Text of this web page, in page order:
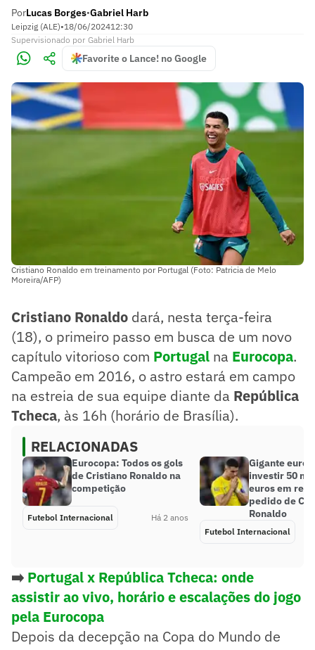
PorLucas Borges•Gabriel Harb
Leipzig (ALE)•18/06/202412:30
Supervisionado por Gabriel Harb
Favorite o Lance! no Google
Cristiano Ronaldo em treinamento por Portugal (Foto: Patricia de Melo
Moreira/AFP)
Cristiano Ronaldo dará, nesta terça-feira
(18), o primeiro passo em busca de um novo
capítulo vitorioso com Portugal na Eurocopa.
Campeão em 2016, o astro estará em campo
na estreia de sua equipe diante da República
Tcheca, às 16h (horário de Brasília).
RELACIONADAS
Eurocopa: Todos os gols
de Cristiano Ronaldo na
competição
Futebol Internacional Há 2 anos
Gigante
investir 50
euros em
pedido de
Ronaldo
Futebol Internacional
➡️ Portugal x República Tcheca: onde
assistir ao vivo, horário e escalações do jogo
pela Eurocopa
Depois da decepção na Copa do Mundo de